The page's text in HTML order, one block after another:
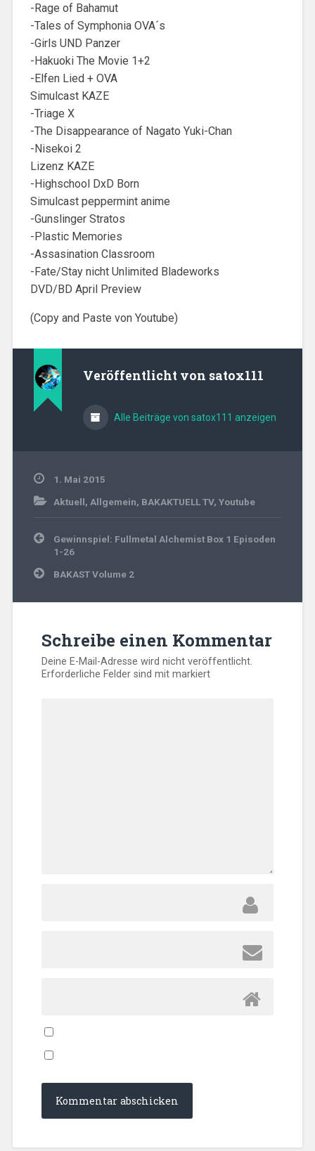
-Rage of Bahamut
-Tales of Symphonia OVA´s
-Girls UND Panzer
-Hakuoki The Movie 1+2
-Elfen Lied + OVA
Simulcast KAZE
-Triage X
-The Disappearance of Nagato Yuki-Chan
-Nisekoi 2
Lizenz KAZE
-Highschool DxD Born
Simulcast peppermint anime
-Gunslinger Stratos
-Plastic Memories
-Assasination Classroom
-Fate/Stay nicht Unlimited Bladeworks
DVD/BD April Preview
(Copy and Paste von Youtube)
Veröffentlicht von satox111
Alle Beiträge von satox111 anzeigen
1. Mai 2015
Aktuell, Allgemein, BAKAKTUELL TV, Youtube
Beitragsnavigation
Gewinnspiel: Fullmetal Alchemist Box 1 Episoden
1-26
BAKAST Volume 2
Schreibe einen Kommentar
Deine E-Mail-Adresse wird nicht veröffentlicht.
Erforderliche Felder sind mitmarkiert